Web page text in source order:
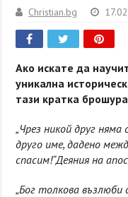
Christian.bg
Ако искате да
уникална
тази кратка
„Чрез никой друг
друго име, дадено
спасим!“Деяния на
„Бог толкова възлюби